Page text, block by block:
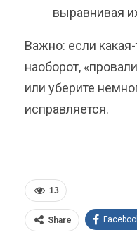
выравнивая
Важно: если
наоборот,
или уберите
исправляется.
13
Share